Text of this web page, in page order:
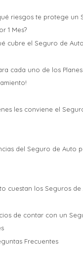
riesgos te protege un
1 Mes?
cubre el Seguro de
cada uno de los
les conviene el
del Seguro de Auto
cuestan los Seguros
de contar con un
Frecuentes